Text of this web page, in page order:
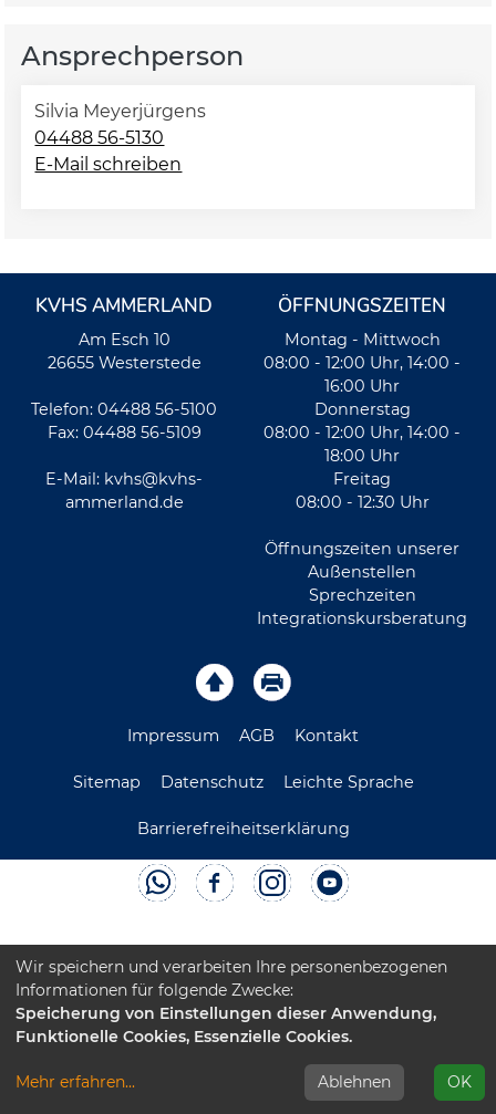
Ansprechperson
Silvia Meyerjürgens
04488 56-5130
E-Mail schreiben
KVHS AMMERLAND
Am Esch 10
26655 Westerstede
Telefon: 04488 56-5100
Fax: 04488 56-5109
E-Mail: kvhs@kvhs-
ammerland.de
ÖFFNUNGSZEITEN
Montag - Mittwoch
08:00 - 12:00 Uhr, 14:00 -
16:00 Uhr
Donnerstag
08:00 - 12:00 Uhr, 14:00 -
18:00 Uhr
Freitag
08:00 - 12:30 Uhr
Öffnungszeiten unserer
Außenstellen
Sprechzeiten
Integrationskursberatung
Impressum AGB Kontakt
Sitemap Datenschutz Leichte Sprache
Barrierefreiheitserklärung
Wir speichern und verarbeiten Ihre personenbezogenen
Informationen für folgende Zwecke:
Speicherung von Einstellungen dieser Anwendung,
Funktionelle Cookies, Essenzielle Cookies.
Mehr erfahren... Ablehnen OK